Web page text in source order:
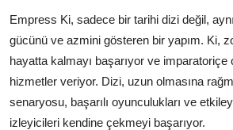
Empress Ki, sadece bir tarihi dizi değil,
gücünü ve azmini gösteren bir yapım. Ki,
hayatta kalmayı başarıyor ve
hizmetler veriyor. Dizi, uzun olmasına
senaryosu, başarılı oyunculukları ve
izleyicileri kendine çekmeyi başarıyor.